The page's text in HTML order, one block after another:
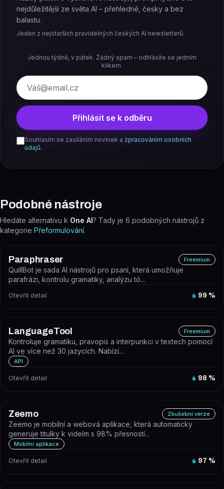
nejdůležitější ze světa AI – přehledně, česky a bez
balastu.
Jeden z nejstarších pravidelných českých AI newsletterů.
Jednou týdně, v pátek. Žádný spam – odhlásíte se jedním
klikem.
E-mail
Přihlásit se k odběru
Souhlasím se zasíláním novinek a zpracováním osobních
údajů.
Podobné nástroje
Hledáte alternativu k One AI? Tady je 6 podobných nástrojů z
kategorie Přeformulování.
Paraphraser Freemium
QuillBot je sada AI nástrojů pro psaní, která umožňuje
parafrázi, kontrolu gramatiky, analýzu tó...
Otevřít detail 99 %
LanguageTool Freemium
Kontroluje gramatiku, pravopis a interpunkci v textech pomocí
AI ve více než 30 jazycích. Nabízí...
API
Otevřít detail 98 %
Zeemo Zkušební verze
Zeemo je mobilní a webová aplikace, která automaticky
generuje titulky k videím s 98% přesností...
Mobilní aplikace
Otevřít detail 97 %